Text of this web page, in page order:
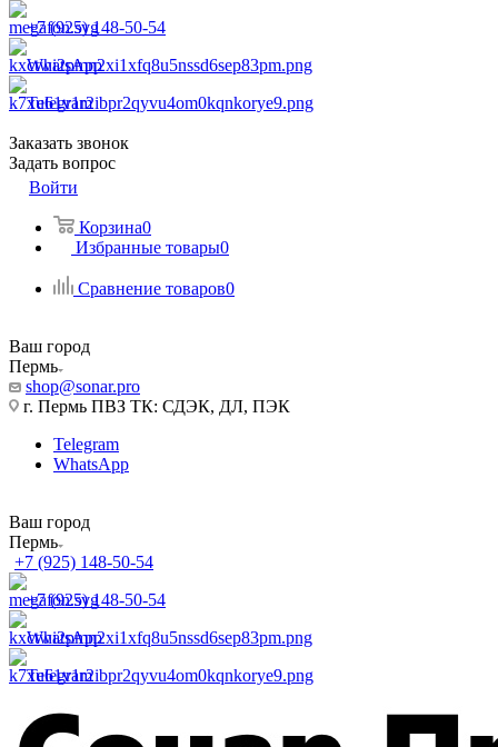
+7 (925) 148-50-54
WhatsApp
Telegram
Заказать звонок
Задать вопрос
Войти
Корзина0
Избранные товары0
Сравнение товаров0
Ваш город
Пермь
shop@sonar.pro
г. Пермь ПВЗ ТК: СДЭК, ДЛ, ПЭК
Telegram
WhatsApp
Ваш город
Пермь
+7 (925) 148-50-54
+7 (925) 148-50-54
WhatsApp
Telegram